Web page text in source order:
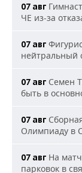
07 авг
ЧЕ из-за
07 авг
нейтральный
07 авг Семен
быть в
07 авг
Олимпиаду в
07 авг На
парковок в